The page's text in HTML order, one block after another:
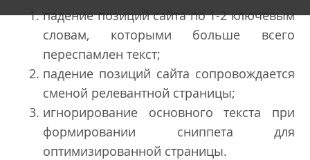
падение позиций сайта по 1-2 ключевым
словам, которыми больше всего
переспамлен текст;
падение позиций сайта сопровождается
сменой релевантной страницы;
игнорирование основного текста при
формировании сниппета для
оптимизированной страницы.